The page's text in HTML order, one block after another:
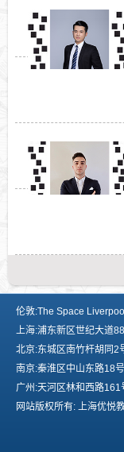
伦敦:The Space
上海:浦东新区世纪大道
北京:东城区南竹杆胡同
南京:秦淮区中山东路18
广州:天河区林和西路
网站版权所有: 上海优悦